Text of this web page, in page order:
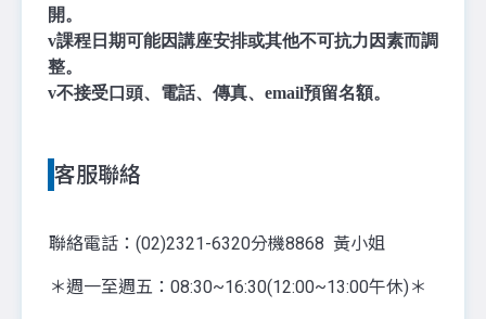
開。
v課程日期可能因講座安排或其他不可抗力因素而調
整。
v不接受口頭、電話、傳真、email預留名額。
客服聯絡
聯絡電話：(02)2321-6320分機8868 黃小姐
＊週一至週五：08:30~16:30(12:00~13:00午休)＊